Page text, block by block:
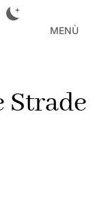
MENÙ
Strade